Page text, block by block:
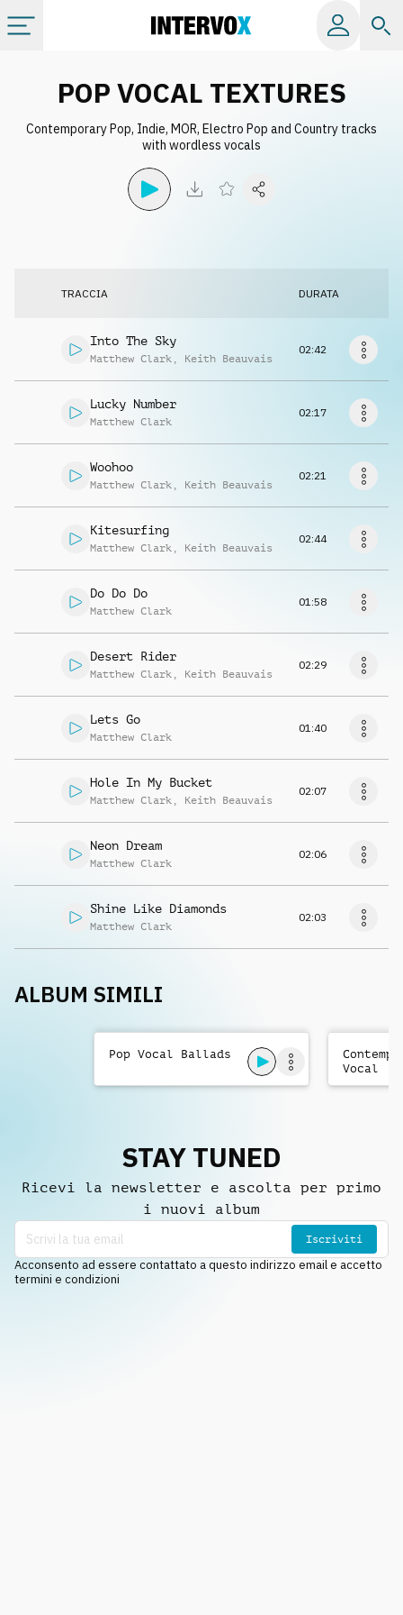
Album
Licenze
Info
Richiedi musica
POP VOCAL TEXTURES
Contemporary Pop, Indie, MOR, Electro Pop and Country tracks
with wordless vocals
TRACCIA DURATA
Into The Sky
Matthew Clark , Keith Beauvais
02:42
Lucky Number
Matthew Clark
02:17
Woohoo
Matthew Clark , Keith Beauvais
02:21
Kitesurfing
Matthew Clark , Keith Beauvais
02:44
Do Do Do
Matthew Clark
01:58
Desert Rider
Matthew Clark , Keith Beauvais
02:29
Lets Go
Matthew Clark
01:40
Hole In My Bucket
Matthew Clark , Keith Beauvais
02:07
Neon Dream
Matthew Clark
02:06
Shine Like Diamonds
Matthew Clark
02:03
ALBUM SIMILI
Pop Vocal Ballads
Vocal
STAY TUNED
Ricevi la newsletter e ascolta per primo
i nuovi album
Iscriviti
Acconsento ad essere contattato a questo indirizzo email e accetto
termini e condizioni